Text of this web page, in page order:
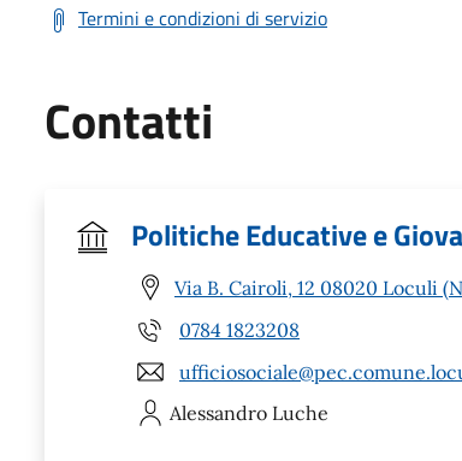
Termini e condizioni di servizio
Contatti
Politiche Educative e
Via B. Cairoli, 12 08020 Loculi
0784 1823208
Alessandro Luche